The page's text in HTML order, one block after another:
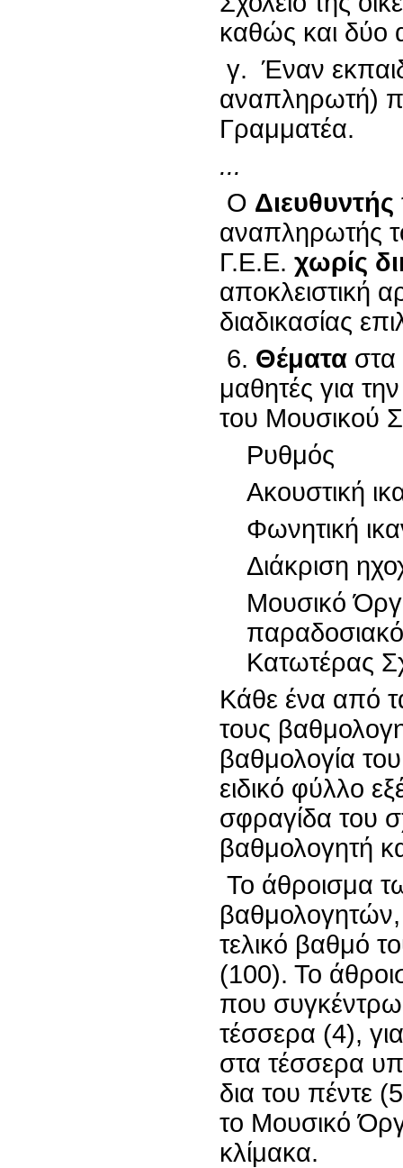
καθώς και δύο
γ. Έναν
αναπληρωτή)
Γραμματέα.
...
Ο Διευθυντής
αναπληρωτής
Γ.Ε.Ε. χωρίς
αποκλειστική
διαδικασίας
6. Θέματα στα
μαθητές για
του Μουσικού
Ρυθμός
Ακουστική
Φωνητική
Διάκριση
Μουσικό
Κατωτέρας
Κάθε ένα από
τους
βαθμολογία
ειδικό φύλλο
σφραγίδα του
βαθμολογητή
Το άθροισμα
βαθμολογητών,
τελικό βαθμό
(100). Το
που
τέσσερα (4),
στα τέσσερα
δια του πέντε
το Μουσικό
κλίμακα.